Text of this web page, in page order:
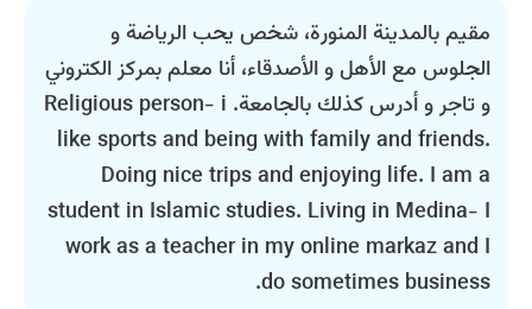
مقيم بالمدينة المنورة، شخص يحب الرياضة و
الجلوس مع الأهل و الأصدقاء، أنا معلم بمركز الكتروني
و تاجر و أدرس كذلك بالجامعة. Religious person- i
like sports and being with family and friends.
Doing nice trips and enjoying life. I am a
student in Islamic studies. Living in Medina- I
work as a teacher in my online markaz and I
do sometimes business.